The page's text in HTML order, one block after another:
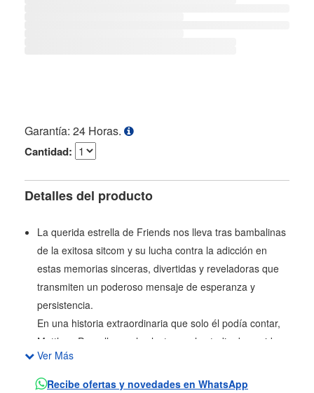
Garantía: 24 Horas.
Cantidad:
Detalles del producto
La querida estrella de Friends nos lleva tras bambalinas
de la exitosa sitcom y su lucha contra la adicción en
estas memorias sinceras, divertidas y reveladoras que
transmiten un poderoso mensaje de esperanza y
persistencia.
En una historia extraordinaria que solo él podía contar,
Matthew Perry lleva a los lectores al estudio de sonido
de la sitcom más exitosa de todos los tiempos mientras
habla sobre sus luchas privadas con la adicción.
Ver Más
Recibe ofertas y novedades en WhatsApp